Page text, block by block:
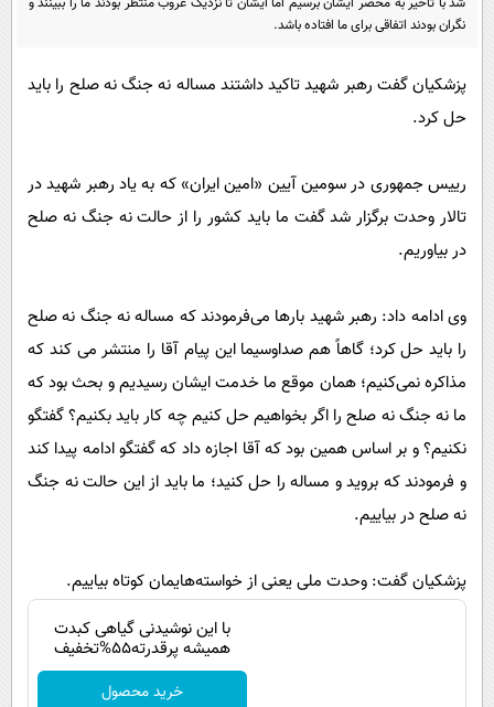
سرگرمی
گوناگون
محیط زیست
سلامت
حیات وحش
سیاست خارجی
پیامک
آشپزی
نگران بودند اتفاقی برای ما افتاده باشد.
پزشکیان گفت رهبر شهید تاکید داشتند مساله نه جنگ نه صلح را باید
حل کرد.
رییس جمهوری در سومین آیین «امین ایران» که به یاد رهبر شهید در
تالار وحدت برگزار شد گفت ما باید کشور را از حالت نه جنگ نه صلح
در بیاوریم.
وی ادامه داد: رهبر شهید بارها می‌فرمودند که مساله نه جنگ نه صلح
را باید حل کرد؛ گاهاً هم صداوسیما این پیام آقا را منتشر می کند که
مذاکره نمی‌کنیم؛ همان موقع ما خدمت ایشان رسیدیم و بحث بود که
ما نه جنگ نه صلح را اگر بخواهیم حل کنیم چه کار باید بکنیم؟ گفتگو
نکنیم؟ و بر اساس همین بود که آقا اجازه داد که گفتگو ادامه پیدا کند
و فرمودند که بروید و مساله را حل کنید؛ ما باید از این حالت نه جنگ
نه صلح در بیاییم.
پزشکیان گفت: وحدت ملی یعنی از خواسته‌هایمان کوتاه بیاییم.
با این نوشیدنی گیاهی کبدت
همیشه پرقدرته55%تخفیف
خرید محصول